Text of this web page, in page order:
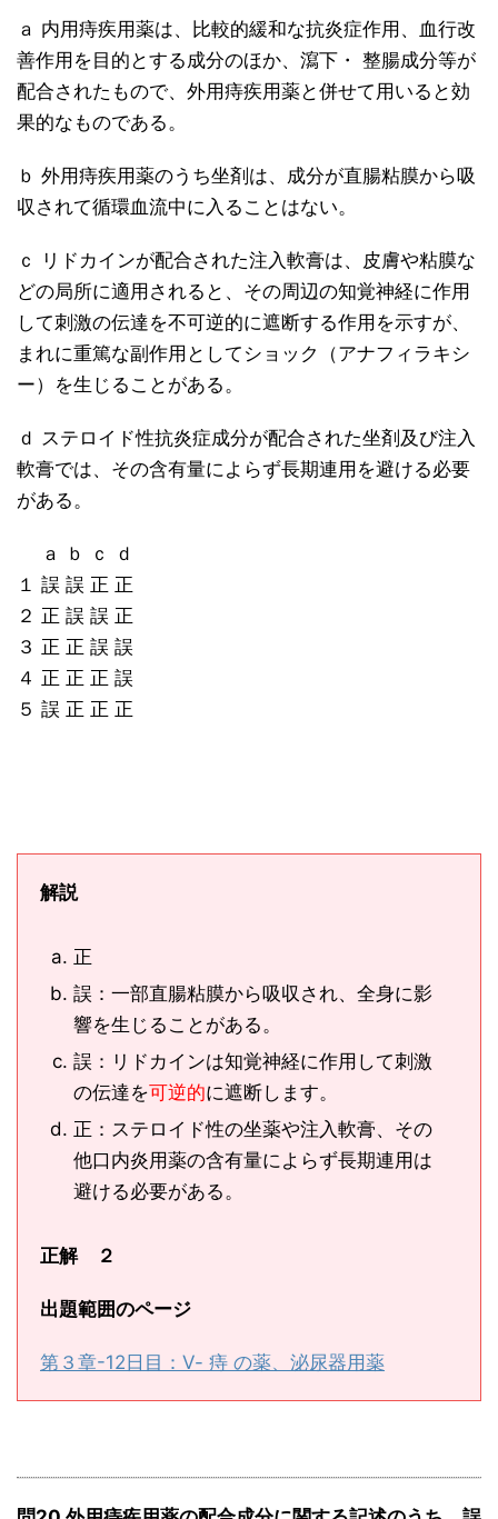
ａ 内用痔疾用薬は、比較的緩和な抗炎症作用、血行改
善作用を目的とする成分のほか、瀉下・ 整腸成分等が
配合されたもので、外用痔疾用薬と併せて用いると効
果的なものである。
ｂ 外用痔疾用薬のうち坐剤は、成分が直腸粘膜から吸
収されて循環血流中に入ることはない。
ｃ リドカインが配合された注入軟膏は、皮膚や粘膜な
どの局所に適用されると、その周辺の知覚神経に作用
して刺激の伝達を不可逆的に遮断する作用を示すが、
まれに重篤な副作用としてショック（アナフィラキシ
ー）を生じることがある。
ｄ ステロイド性抗炎症成分が配合された坐剤及び注入
軟膏では、その含有量によらず長期連用を避ける必要
がある。
ａ ｂ ｃ ｄ
１ 誤 誤 正 正
２ 正 誤 誤 正
３ 正 正 誤 誤
４ 正 正 正 誤
５ 誤 正 正 正
解説
正
誤：一部直腸粘膜から吸収され、全身に影
響を生じることがある。
誤：リドカインは知覚神経に作用して刺激
の伝達を可逆的に遮断します。
正：ステロイド性の坐薬や注入軟膏、その
他口内炎用薬の含有量によらず長期連用は
避ける必要がある。
正解 ２
出題範囲のページ
第３章-12日目：Ⅴ- 痔 の薬、泌尿器用薬